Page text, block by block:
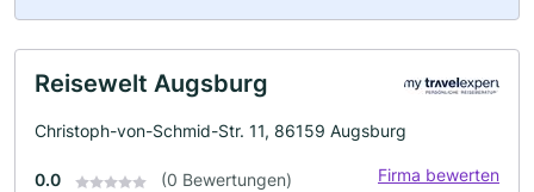
Reisewelt Augsburg
Christoph-von-Schmid-Str. 11, 86159 Augsburg
0.0 (0 Bewertungen) Firma bewerten